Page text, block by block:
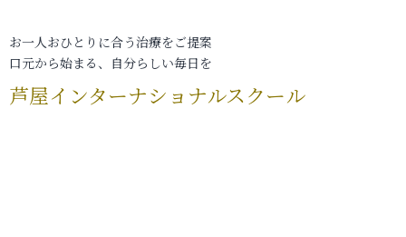
お一人おひとりに合う治療をご提案
口元から始まる、自分らしい毎日を
芦屋インターナショナルスクール